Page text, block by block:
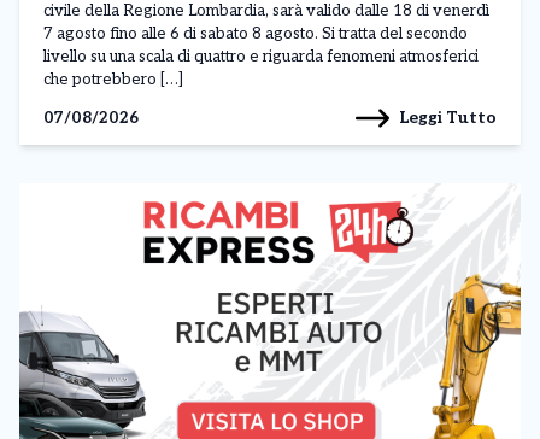
civile della Regione Lombardia, sarà valido dalle 18 di venerdì
7 agosto fino alle 6 di sabato 8 agosto. Si tratta del secondo
livello su una scala di quattro e riguarda fenomeni atmosferici
che potrebbero […]
07/08/2026
Leggi Tutto